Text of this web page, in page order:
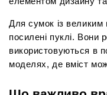
Для сумок із
посилені пуклі. Вони
використовуються в
моделях, де вміст